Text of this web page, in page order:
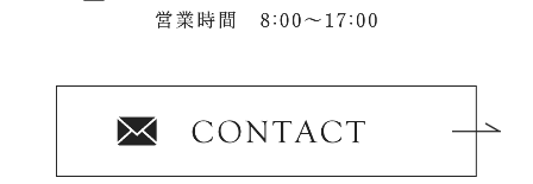
募集要項（建具工）